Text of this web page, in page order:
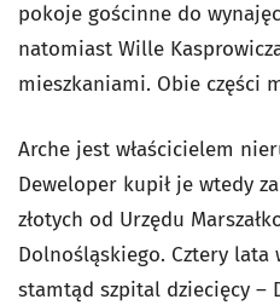
pokoje gościnne do
natomiast Wille
mieszkaniami. Obie części
Arche jest właścicielem
Deweloper kupił je wtedy
złotych od Urzędu
Dolnośląskiego. Cztery lata
stamtąd szpital dziecięcy –